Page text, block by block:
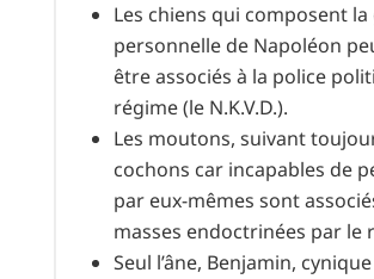
Les chiens qui composent
personnelle de Napoléon
être associés à la police
régime (le N.K.V.D.).
Les moutons, suivant
cochons car incapables de
par eux-mêmes sont
masses endoctrinées par le
Seul l’âne, Benjamin,